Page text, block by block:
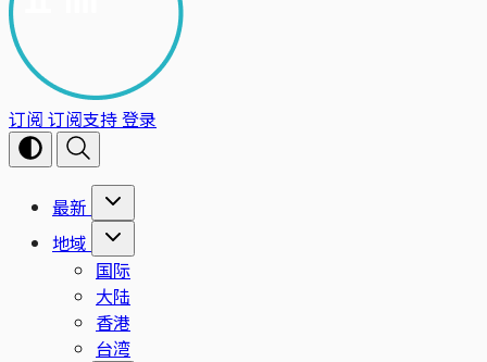
订阅 订阅支持登录
最新
地域
国际
大陆
香港
台湾